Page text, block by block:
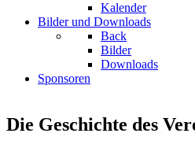
Kalender
Bilder und Downloads
Back
Bilder
Downloads
Sponsoren
Die Geschichte des